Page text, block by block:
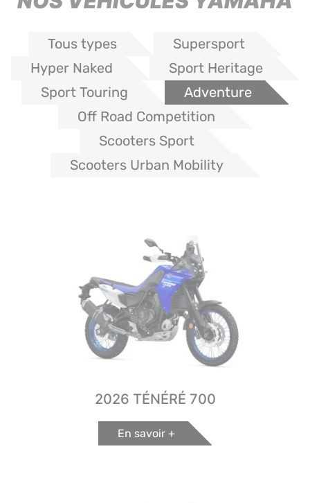
Tous types
Supersport
Hyper Naked
Sport Heritage
Sport Touring
Adventure
Off Road Competition
Scooters Sport
Scooters Urban Mobility
2026 TÉNÉRÉ 700
En savoir +